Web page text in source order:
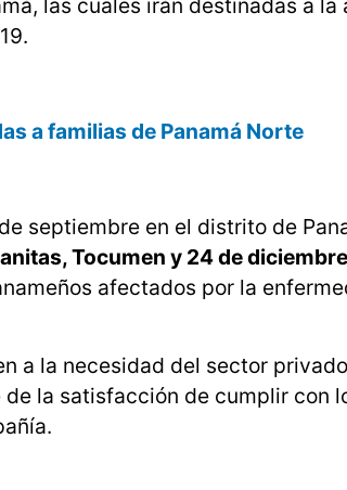
las cuales irán destinadas a
a familias de Panamá Norte
septiembre en el distrito de
Tocumen y 24 de
afectados por la
a la necesidad del sector
la satisfacción de cumplir con